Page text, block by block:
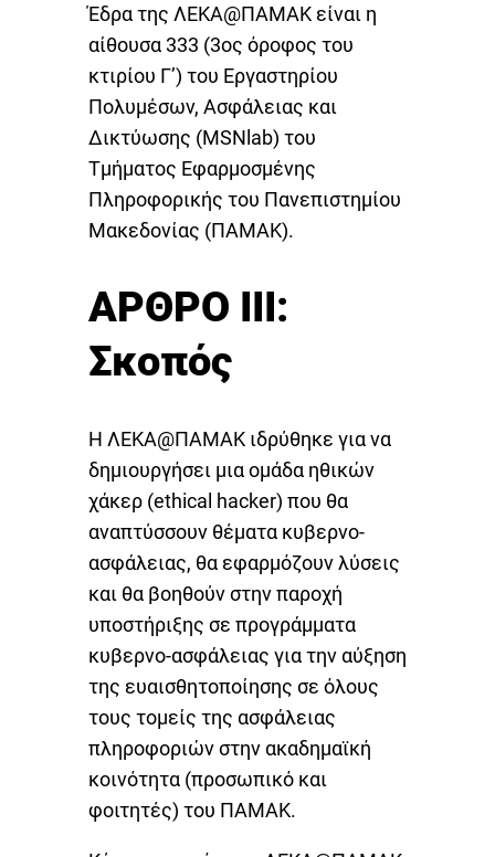
Έδρα της ΛΕΚΑ@ΠΑΜΑΚ είναι η
αίθουσα 333 (3ος όροφος του
κτιρίου Γ’) του Εργαστηρίου
Πολυμέσων, Ασφάλειας και
Δικτύωσης (MSNlab) του
Τμήματος Εφαρμοσμένης
Πληροφορικής του Πανεπιστημίου
Μακεδονίας (ΠΑΜΑΚ).
ΑΡΘΡΟ III:
Σκοπός
Η ΛΕΚΑ@ΠΑΜΑΚ ιδρύθηκε για να
δημιουργήσει μια ομάδα ηθικών
χάκερ (ethical hacker) που θα
αναπτύσσουν θέματα κυβερνο-
ασφάλειας, θα εφαρμόζουν λύσεις
και θα βοηθούν στην παροχή
υποστήριξης σε προγράμματα
κυβερνο-ασφάλειας για την αύξηση
της ευαισθητοποίησης σε όλους
τους τομείς της ασφάλειας
πληροφοριών στην ακαδημαϊκή
κοινότητα (προσωπικό και
φοιτητές) του ΠΑΜΑΚ.